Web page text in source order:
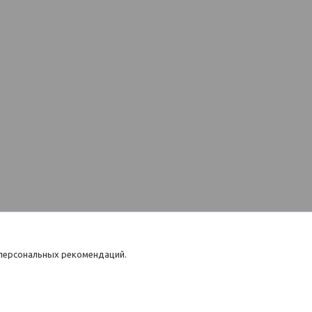
рекомендаций.